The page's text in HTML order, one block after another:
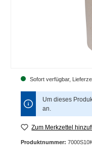
Sofort verfügbar,
Um dieses
an.
Zum Merkzettel
Produktnummer: